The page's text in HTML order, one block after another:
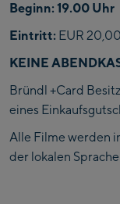
Beginn: 19.00 Uhr
Eintritt: EUR 20,00
KEINE
Bründl +Card
eines
Alle Filme werden
der lokalen